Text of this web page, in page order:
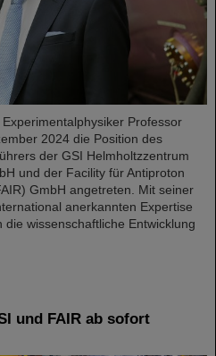
Professor
2024 die Position des
der GSI Helmholtzzentrum
und der Facility für Antiproton
GmbH angetreten. Mit seiner
anerkannten Expertise
wissenschaftliche Entwicklung
und FAIR ab sofort